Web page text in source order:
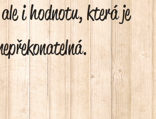
i hodnotu, která je